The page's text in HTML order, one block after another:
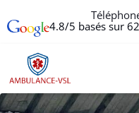
4.8/5 basés sur